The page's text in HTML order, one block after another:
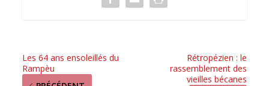
Les 64 ans ensoleillés du
Rampèu
Rétropézien : le
rassemblement des
vieilles bécanes